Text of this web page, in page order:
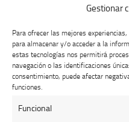
Gestionar
Para ofrecer las mejores
para almacenar y/o acceder a la
estas tecnologías nos permitirá
navegación o las identificaciones
consentimiento, puede afectar
funciones.
Funcional
Buzón de